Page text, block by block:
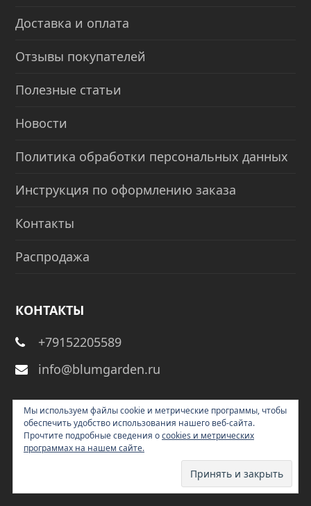
Доставка и оплата
Отзывы покупателей
Полезные статьи
Новости
Политика обработки персональных данных
Инструкция по оформлению заказа
Контакты
Распродажа
КОНТАКТЫ
+79152205589
info@blumgarden.ru
СОЦСЕТИ
PinterestYouTubePhoneEmail
Мы используем файлы cookie и метрические программы, чтобы
обеспечить удобство использования нашего веб-сайта.
Прочтите подробные сведения оcookies и метрических
программах на нашем сайте.